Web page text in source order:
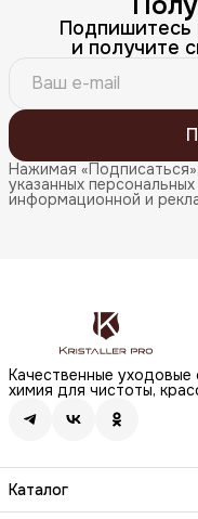
Подпишитесь
и получите
Нажимая
указанных
информационной и
Качественные уходовые
химия для чистоты,
Каталог